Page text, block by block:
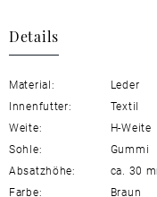
Details
Material:
Leder
Innenfutter:
Textil
Weite:
H-Weite
Sohle:
Gummi
Absatzhöhe:
ca. 30
Farbe:
Braun